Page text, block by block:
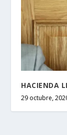
HACIENDA
29 octubre,